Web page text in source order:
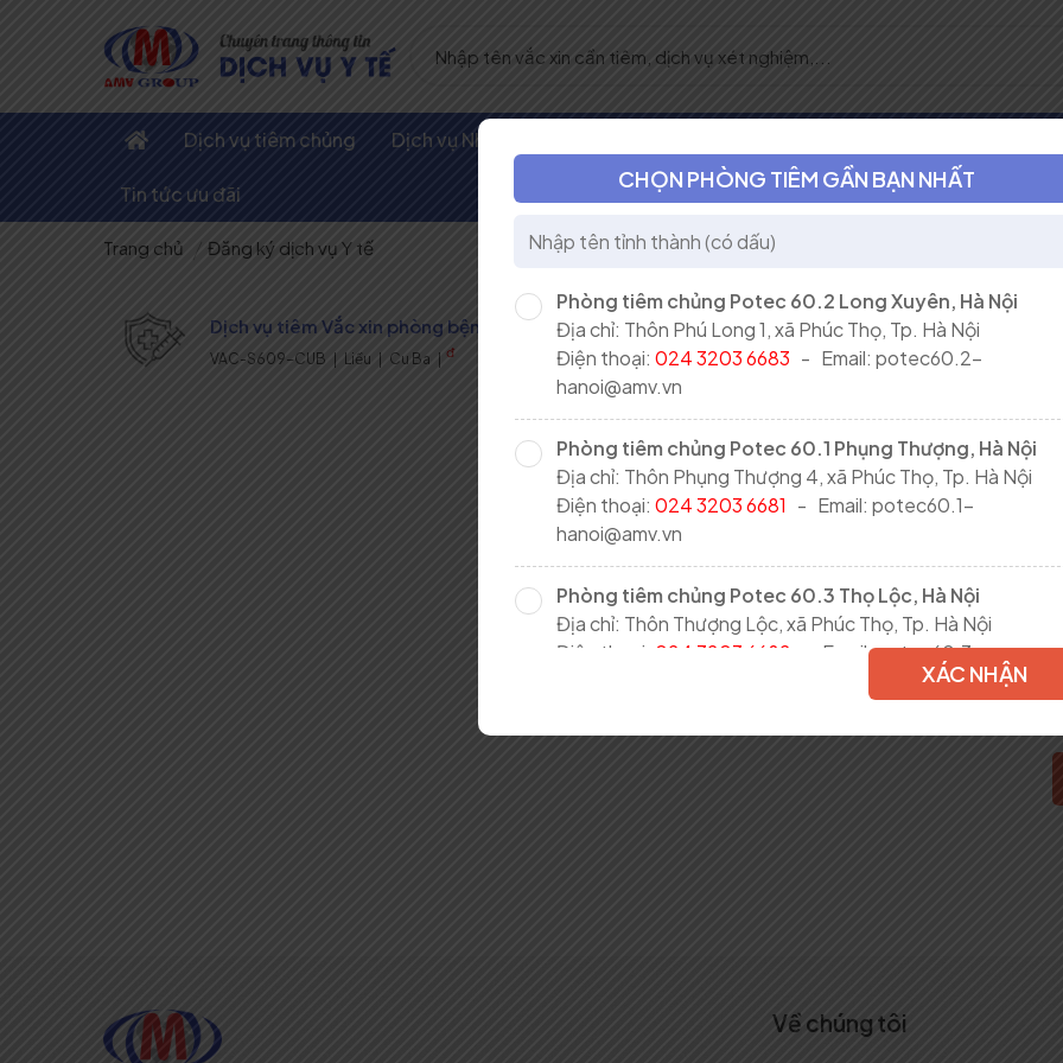
CHỌN PHÒNG TIÊM GẦN BẠN NHẤT
Phòng tiêm chủng Potec 60.2 Long Xuyên, Hà Nội
Địa chỉ: Thôn Phú Long 1, xã Phúc Thọ, Tp. Hà Nội
Điện thoại:024 3203 6683 - Email: potec60.2-
hanoi@amv.vn
Phòng tiêm chủng Potec 60.1 Phụng Thượng, Hà Nội
Địa chỉ: Thôn Phụng Thượng 4, xã Phúc Thọ, Tp. Hà Nội
Điện thoại:024 3203 6681 - Email: potec60.1-
hanoi@amv.vn
Phòng tiêm chủng Potec 60.3 Thọ Lộc, Hà Nội
Địa chỉ: Thôn Thượng Lộc, xã Phúc Thọ, Tp. Hà Nội
Điện thoại: 024 3203 6682
- Email: potec60.3-
Phòng tiêm chủng Safpo 12 - Xuân Đỉnh, Hà Nội
XÁC NHẬN
Dịch vụ tiêm chủng Dịch vụ Nha khoa
Tin tức ưu đãi
Trang chủ Đăng ký dịch vụ Y tế
Dịch vụ tiêm Vắc xin phòng bệnh viêm phổi và viêm màng não mủ do Hib - Quimi Hib
VAC-S609-CUB | Liều | Cu Ba | đ - + 0
Tổng tiền (1 dịch vụ) 0
Thành tiền 0 đ
Mua thêm dịch vụ khác
Về chúng tôi